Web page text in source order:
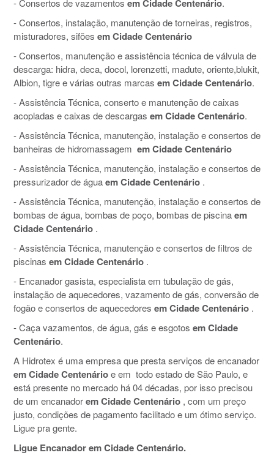
- Consertos de vazamentos em Cidade Centenário.
- Consertos, instalação, manutenção de torneiras, registros,
misturadores, sifões em Cidade Centenário
- Consertos, manutenção e assistência técnica de válvula de
descarga: hidra, deca, docol, lorenzetti, madute, oriente,blukit,
Albion, tigre e várias outras marcas em Cidade Centenário.
- Assistência Técnica, conserto e manutenção de caixas
acopladas e caixas de descargas em Cidade Centenário.
- Assistência Técnica, manutenção, instalação e consertos de
banheiras de hidromassagem em Cidade Centenário
- Assistência Técnica, manutenção, instalação e consertos de
pressurizador de águaem Cidade Centenário .
- Assistência Técnica, manutenção, instalação e consertos de
bombas de água, bombas de poço, bombas de piscinaem
Cidade Centenário .
- Assistência Técnica, manutenção e consertos de filtros de
piscinas em Cidade Centenário .
- Encanador gasista, especialista em tubulação de gás,
instalação de aquecedores, vazamento de gás, conversão de
fogão e consertos de aquecedores em Cidade Centenário .
- Caça vazamentos, de água, gás e esgotos em Cidade
Centenário.
A Hidrotex é uma empresa que presta serviços de encanador
em Cidade Centenárioe em todo estado de São Paulo, e
está presente no mercado há 04 décadas, por isso precisou
de um encanadorem Cidade Centenário , com um preço
justo, condições de pagamento facilitado e um ótimo serviço.
Ligue pra gente.
Ligue Encanador em Cidade Centenário.